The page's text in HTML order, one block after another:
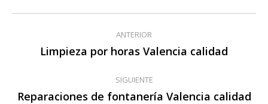
Navegación
entre
publicaciones
ANTERIOR
Publicación
Limpieza por horas Valencia calidad
SIGUIENTE
Publicación
Reparaciones de fontanería Valencia calidad